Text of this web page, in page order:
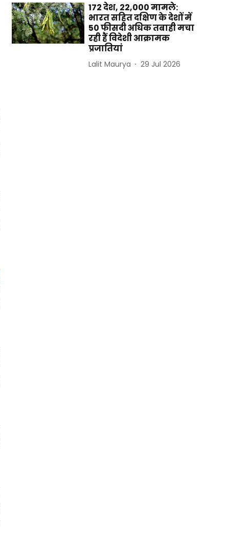
172 देश, 22,000 मामले:
भारत सहित दक्षिण के देशों में
50 फीसदी अधिक तबाही मचा
रही हैं विदेशी आक्रामक
प्रजातियां
Lalit Maurya 29 Jul 2026